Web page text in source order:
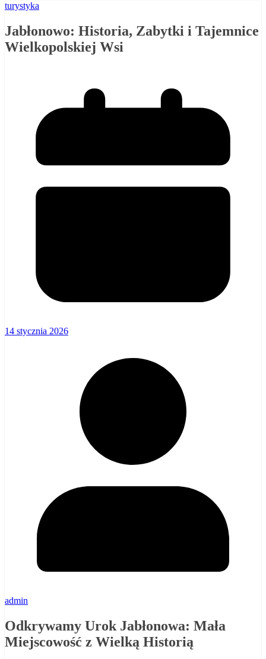
turystyka
Jabłonowo: Historia, Zabytki i Tajemnice
Wielkopolskiej Wsi
14 stycznia 2026
admin
Odkrywamy Urok Jabłonowa: Mała
Miejscowość z Wielką Historią